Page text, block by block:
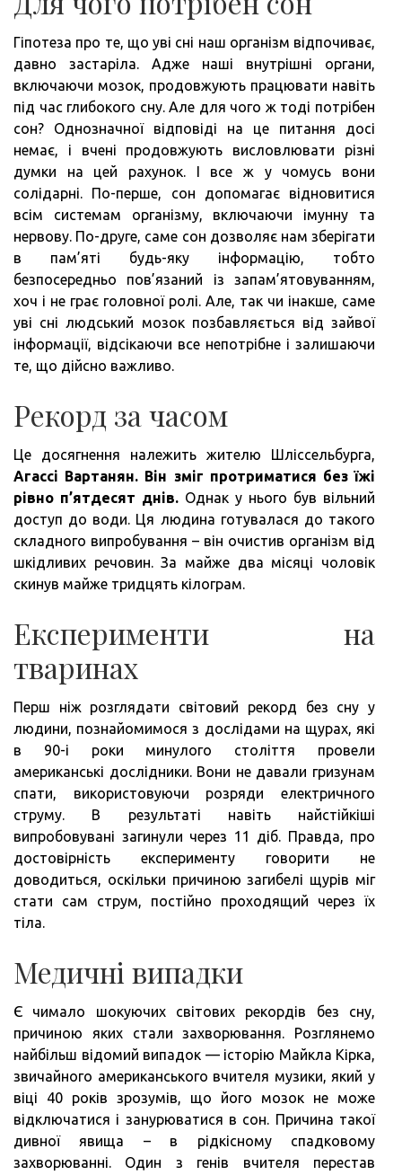
Гіпотеза про те, що уві сні наш організм відпочиває,
давно застаріла. Адже наші внутрішні органи,
включаючи мозок, продовжують працювати навіть
під час глибокого сну. Але для чого ж тоді потрібен
сон? Однозначної відповіді на це питання досі
немає, і вчені продовжують висловлювати різні
думки на цей рахунок. І все ж у чомусь вони
солідарні. По-перше, сон допомагає відновитися
всім системам організму, включаючи імунну та
нервову. По-друге, саме сон дозволяє нам зберігати
в пам’яті будь-яку інформацію, тобто
безпосередньо пов’язаний із запам’ятовуванням,
хоч і не грає головної ролі. Але, так чи інакше, саме
уві сні людський мозок позбавляється від зайвої
інформації, відсікаючи все непотрібне і залишаючи
те, що дійсно важливо.
Рекорд за часом
Це досягнення належить жителю Шліссельбурга,
Агассі Вартанян. Він зміг протриматися без їжі
рівно п’ятдесят днів. Однак у нього був вільний
доступ до води. Ця людина готувалася до такого
складного випробування – він очистив організм від
шкідливих речовин. За майже два місяці чоловік
скинув майже тридцять кілограм.
Експерименти на
тваринах
Перш ніж розглядати світовий рекорд без сну у
людини, познайомимося з дослідами на щурах, які
в 90-і роки минулого століття провели
американські дослідники. Вони не давали гризунам
спати, використовуючи розряди електричного
струму. В результаті навіть найстійкіші
випробовувані загинули через 11 діб. Правда, про
достовірність експерименту говорити не
доводиться, оскільки причиною загибелі щурів міг
стати сам струм, постійно проходящий через їх
тіла.
Медичні випадки
Є чимало шокуючих світових рекордів без сну,
причиною яких стали захворювання. Розглянемо
найбільш відомий випадок — історію Майкла Кірка,
звичайного американського вчителя музики, який у
віці 40 років зрозумів, що його мозок не може
відключатися і занурюватися в сон. Причина такої
дивної явища – в рідкісному спадковому
захворюванні. Один з генів вчителя перестав